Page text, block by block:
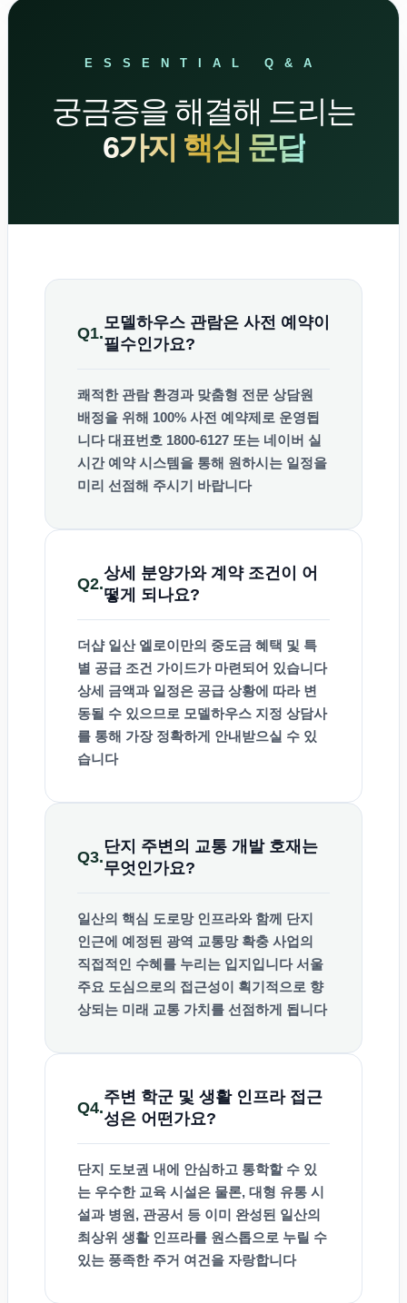
ESSENTIAL Q&A
궁금증을 해결해 드리는
6가지 핵심 문답
Q1.
모델하우스 관람은 사전 예약이
필수인가요?
쾌적한 관람 환경과 맞춤형 전문 상담원
배정을 위해 100% 사전 예약제 로 운영됩
니다 대표번호 1800-6127 또는 네이버 실
시간 예약 시스템을 통해 원하시는 일정을
미리 선점해 주시기 바랍니다
Q2.
상세 분양가와 계약 조건이 어
떻게 되나요?
더샵 일산 엘로이만의 중도금 혜택 및 특
별 공급 조건 가이드가 마련되어 있습니다
상세 금액과 일정은 공급 상황에 따라 변
동될 수 있으므로 모델하우스 지정 상담사
를 통해 가장 정확하게 안내받으실 수 있
습니다
Q3.
단지 주변의 교통 개발 호재는
무엇인가요?
일산의 핵심 도로망 인프라와 함께 단지
인근에 예정된 광역 교통망 확충 사업의
직접적인 수혜 를 누리는 입지입니다 서울
주요 도심으로의 접근성이 획기적으로 향
상되는 미래 교통 가치를 선점하게 됩니다
Q4.
주변 학군 및 생활 인프라 접근
성은 어떤가요?
단지 도보권 내에 안심하고 통학할 수 있
는 우수한 교육 시설은 물론, 대형 유통 시
설과 병원, 관공서 등 이미 완성된 일산의
최상위 생활 인프라를 원스톱으로 누릴 수
있는 풍족한 주거 여건을 자랑합니다